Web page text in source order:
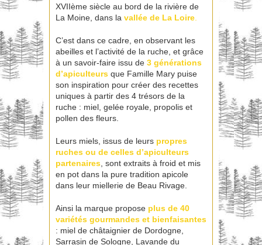
XVIIème siècle au bord de la rivière de
La Moine, dans la vallée de La Loire.
C’est dans ce cadre, en observant les
abeilles et l’activité de la ruche, et grâce
à un savoir-faire issu de 3 générations
d’apiculteurs que Famille Mary puise
son inspiration pour créer des recettes
uniques à partir des 4 trésors de la
ruche : miel, gelée royale, propolis et
pollen des fleurs.
Leurs miels, issus de leurs propres
ruches ou de celles d’apiculteurs
partenaires, sont extraits à froid et mis
en pot dans la pure tradition apicole
dans leur miellerie de Beau Rivage.
Ainsi la marque propose plus de 40
variétés gourmandes et bienfaisantes
: miel de châtaignier de Dordogne,
Sarrasin de Sologne, Lavande du